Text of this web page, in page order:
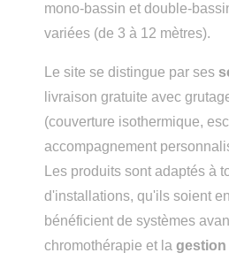
mono-bassin et double-
variées (de 3 à 12 mètres).
Le site se distingue par ses
livraison gratuite avec
(couverture isothermique,
accompagnement
Les produits sont adaptés à
d'installations, qu'ils soient
bénéficient de systèmes
chromothérapie et lagestion